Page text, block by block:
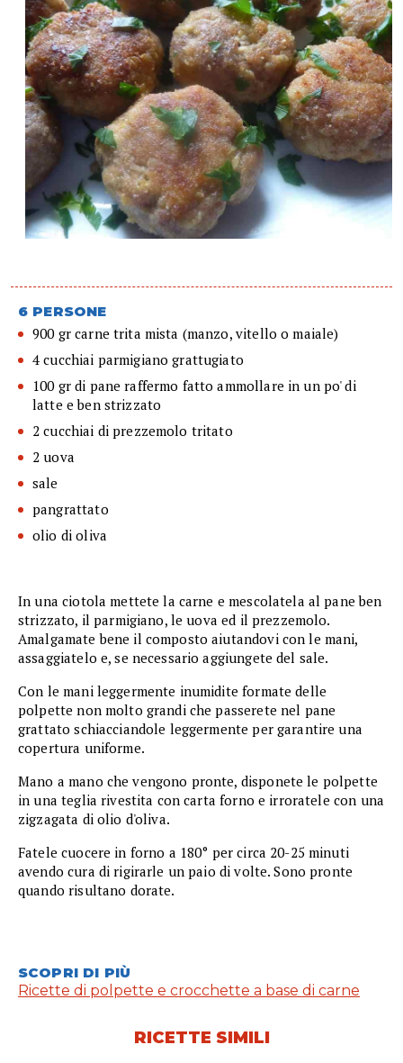
6 PERSONE
900 gr carne trita mista (manzo, vitello o maiale)
4 cucchiai parmigiano grattugiato
100 gr di pane raffermo fatto ammollare in un po' di
latte e ben strizzato
2 cucchiai di prezzemolo tritato
2 uova
sale
pangrattato
olio di oliva
In una ciotola mettete la carne e mescolatela al pane ben
strizzato, il parmigiano, le uova ed il prezzemolo.
Amalgamate bene il composto aiutandovi con le mani,
assaggiatelo e, se necessario aggiungete del sale.
Con le mani leggermente inumidite formate delle
polpette non molto grandi che passerete nel pane
grattato schiacciandole leggermente per garantire una
copertura uniforme.
Mano a mano che vengono pronte, disponete le polpette
in una teglia rivestita con carta forno e irroratele con una
zigzagata di olio d'oliva.
Fatele cuocere in forno a 180° per circa 20-25 minuti
avendo cura di rigirarle un paio di volte. Sono pronte
quando risultano dorate.
SCOPRI DI PIÙ
Ricette di polpette e crocchette a base di carne
RICETTE SIMILI